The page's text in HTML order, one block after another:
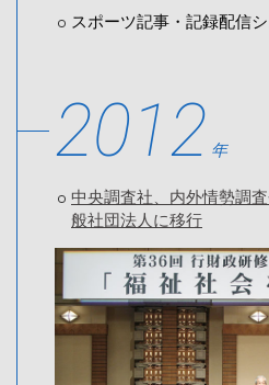
スポーツ記事・記録配信
2012 年
中央調査社、内外情勢調
般社団法人に移行